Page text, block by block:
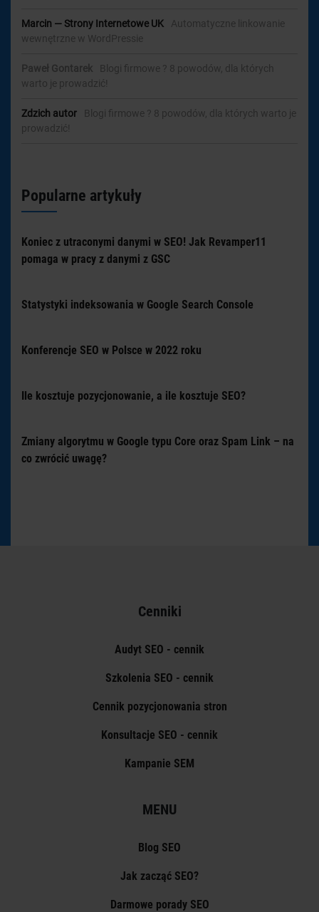
Marcin — Strony Internetowe UK
Automatyczne linkowanie
wewnętrzne w WordPressie
Paweł Gontarek
Blogi firmowe ? 8 powodów, dla których
warto je prowadzić!
Zdzich autor
Blogi firmowe ? 8 powodów, dla których warto je
prowadzić!
Popularne artykuły
Koniec z utraconymi danymi w SEO! Jak Revamper11
pomaga w pracy z danymi z GSC
Statystyki indeksowania w Google Search Console
Konferencje SEO w Polsce w 2022 roku
Ile kosztuje pozycjonowanie, a ile kosztuje SEO?
Zmiany algorytmu w Google typu Core oraz Spam Link – na
co zwrócić uwagę?
Cenniki
Audyt SEO - cennik
Szkolenia SEO - cennik
Cennik pozycjonowania stron
Konsultacje SEO - cennik
Kampanie SEM
MENU
Blog SEO
Jak zacząć SEO?
Darmowe porady SEO